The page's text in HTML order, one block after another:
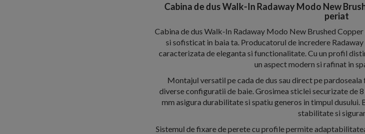
Cabina de dus Walk-In Radaway Modo New
periat
Cabina de dus Walk-In Radaway Modo New Brushed
si sofisticat in baia ta. Producatorul de incredere
caracterizata de eleganta si functionalitate. Cu un profil
un aspect modern si rafinat in
Montajul versatil pe cada de dus sau direct pe
diverse configuratii de baie. Grosimea sticlei securizate de
mm asigura durabilitate si spatiu generos in timpul dusului.
stabilitate si
Sistemul de fixare de perete cu profile permite